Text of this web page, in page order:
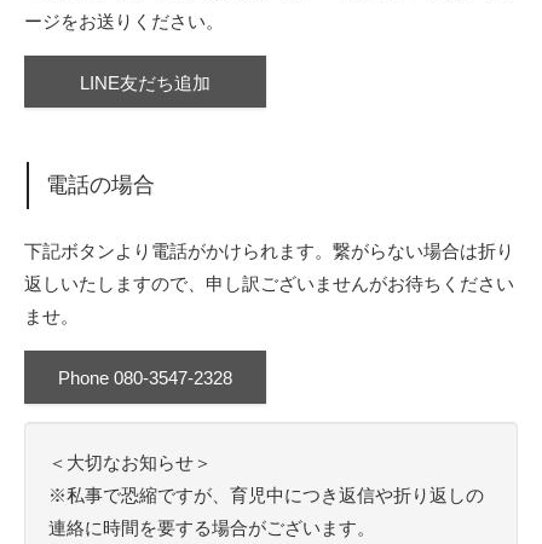
ージをお送りください。
LINE友だち追加
電話の場合
下記ボタンより電話がかけられます。繋がらない場合は折り
返しいたしますので、申し訳ございませんがお待ちください
ませ。
Phone 080-3547-2328
＜大切なお知らせ＞
※私事で恐縮ですが、育児中につき返信や折り返しの
連絡に時間を要する場合がございます。